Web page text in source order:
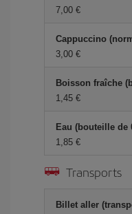
7,00 €
Cappuccino
3,00 €
Boisson fraîche
1,45 €
Eau (bouteille de
1,85 €
Transports
Billet aller